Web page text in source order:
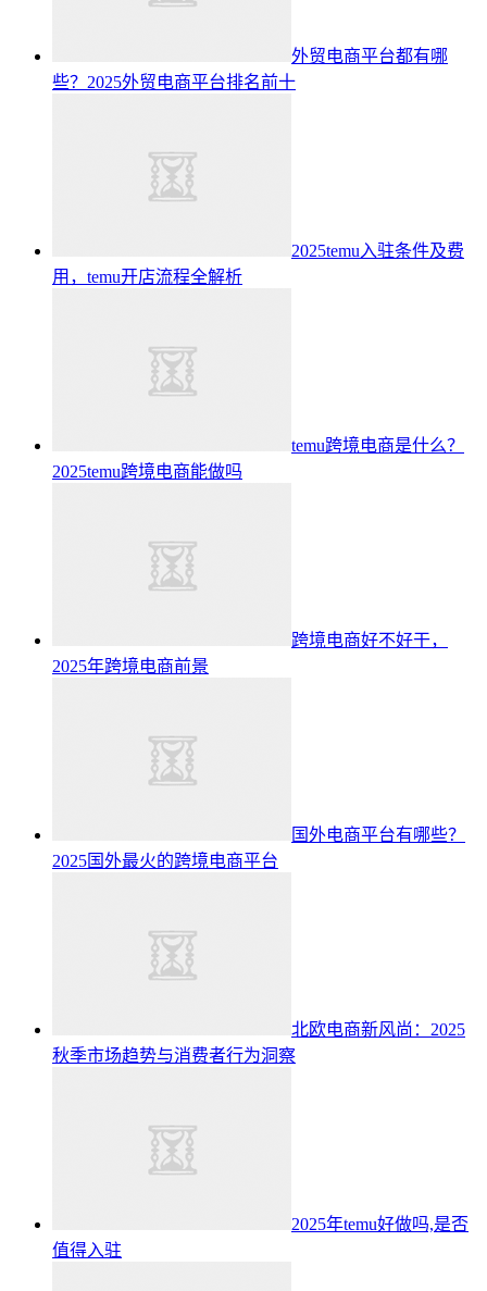
外贸电商平台都有哪
些？2025外贸电商平台排名前十
2025temu入驻条件及费
用，temu开店流程全解析
temu跨境电商是什么？
2025temu跨境电商能做吗
跨境电商好不好干，
2025年跨境电商前景
国外电商平台有哪些？
2025国外最火的跨境电商平台
北欧电商新风尚：2025
秋季市场趋势与消费者行为洞察
2025年temu好做吗,是否
值得入驻